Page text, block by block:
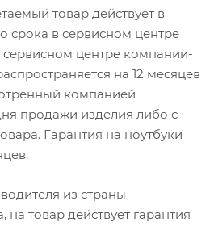
товар действует в
срока в сервисном центре
сервисном центре компании-
на 12 месяцев
компанией
продажи изделия либо с
Гарантия на ноутбуки
из страны
на товар действует гарантия